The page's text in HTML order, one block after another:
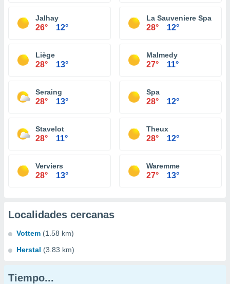
Jalhay
26° 12°
La Sauveniere Spa
28° 12°
Liège
28° 13°
Malmedy
27° 11°
Seraing
28° 13°
Spa
28° 12°
Stavelot
28° 11°
Theux
28° 12°
Verviers
28° 13°
Waremme
27° 13°
Localidades cercanas
Vottem (1.58 km)
Herstal (3.83 km)
Tiempo...